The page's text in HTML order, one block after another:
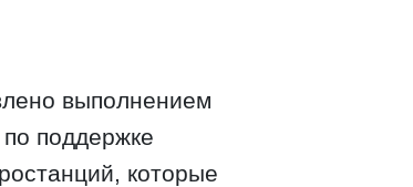
выполнением
поддержке
которые